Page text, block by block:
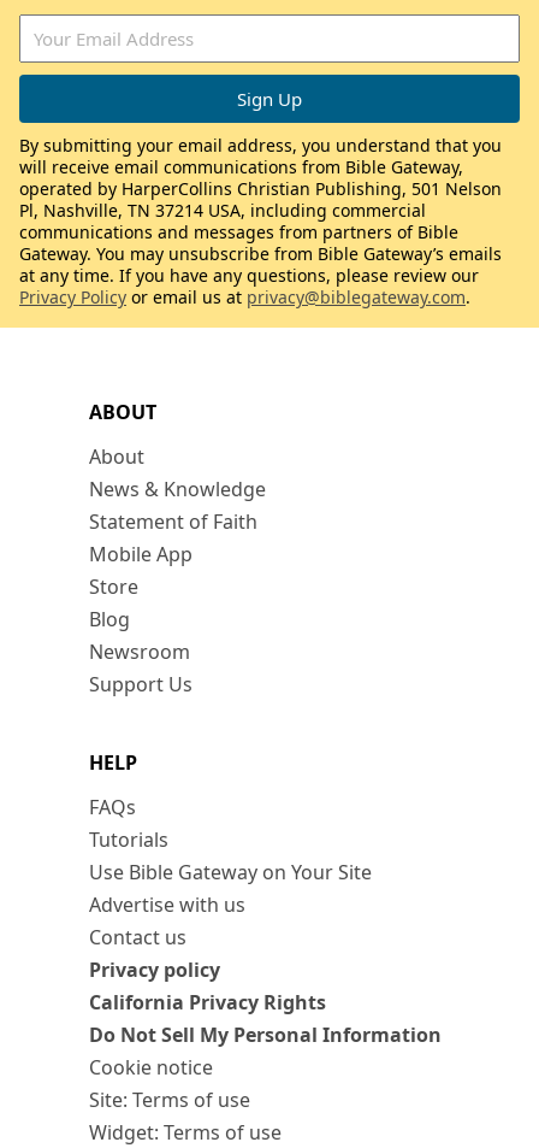
ABOUT
About
News & Knowledge
Statement of Faith
Mobile App
Store
Blog
Newsroom
Support Us
HELP
FAQs
Tutorials
Use Bible Gateway on Your Site
Advertise with us
Contact us
Privacy policy
California Privacy Rights
Do Not Sell My Personal Information
Cookie notice
Site: Terms of use
Widget: Terms of use
By submitting your email address, you understand that you
will receive email communications from Bible Gateway,
operated by HarperCollins Christian Publishing, 501 Nelson
Pl, Nashville, TN 37214 USA, including commercial
communications and messages from partners of Bible
Gateway. You may unsubscribe from Bible Gateway’s emails
at any time. If you have any questions, please review our
Privacy Policy or email us at privacy@biblegateway.com.